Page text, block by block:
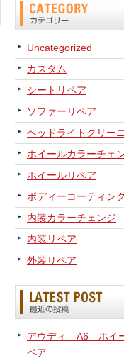
Uncategorized
カスタム
シートリペア
ソファーリペア
ヘッドライトクリー
ホイールカラーチェ
ホイールリペア
ボディーコーティン
内装カラーチェンジ
内装リペア
外装リペア
アウディ A6 ホイ
ペア